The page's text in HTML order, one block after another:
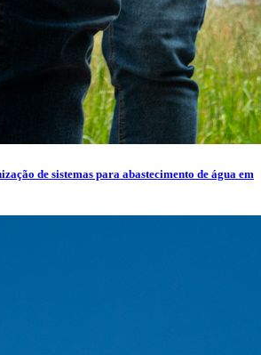
de sistemas para abastecimento de água em